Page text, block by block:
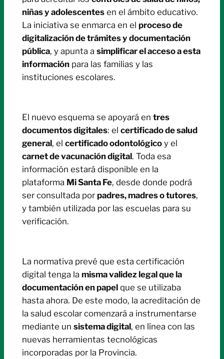
niñas y adolescentes en el ámbito educativo.
La iniciativa se enmarca en el proceso de
digitalización de trámites y documentación
pública, y apunta a simplificar el acceso a esta
información para las familias y las
instituciones escolares.
El nuevo esquema se apoyará en tres
documentos digitales: el certificado de salud
general, el certificado odontológico y el
carnet de vacunación digital. Toda esa
información estará disponible en la
plataforma Mi Santa Fe, desde donde podrá
ser consultada por padres, madres o tutores,
y también utilizada por las escuelas para su
verificación.
La normativa prevé que esta certificación
digital tenga la misma validez legal que la
documentación en papel que se utilizaba
hasta ahora. De este modo, la acreditación de
la salud escolar comenzará a instrumentarse
mediante un sistema digital, en línea con las
nuevas herramientas tecnológicas
incorporadas por la Provincia.